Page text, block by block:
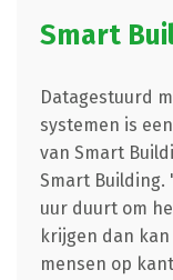
Smart
Datagestuurd
systemen is
van Smart
Smart Building.
uur duurt om
krijgen dan
mensen op